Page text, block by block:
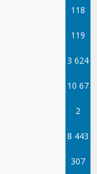
118
119
3 624
10 67
5
2
8 443
307